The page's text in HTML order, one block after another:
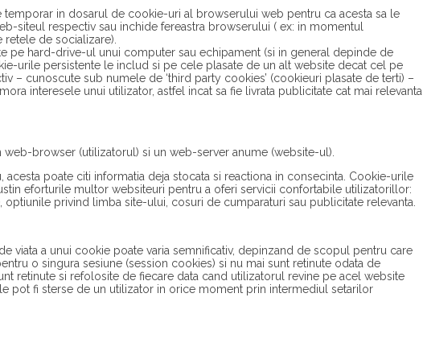
temporar in dosarul de cookie-uri al browserului web pentru ca acesta sa le
siteul respectiv sau inchide fereastra browserului ( ex: in momentul
de socializare).
pe hard-drive-ul unui computer sau echipament (si in general depinde de
urile persistente le includ si pe cele plasate de un alt website decat cel pe
– cunoscute sub numele de ‘third party cookies’ (cookieuri plasate de terti) –
interesele unui utilizator, astfel incat sa fie livrata publicitate cat mai relevanta
browser (utilizatorul) si un web-server anume (website-ul).
poate citi informatia deja stocata si reactiona in consecinta. Cookie-urile
eforturile multor websiteuri pentru a oferi servicii confortabile utilizatorillor:
privind limba site-ului, cosuri de cumparaturi sau publicitate relevanta.
viata a unui cookie poate varia semnificativ, depinzand de scopul pentru care
o singura sesiune (session cookies) si nu mai sunt retinute odata de
retinute si refolosite de fiecare data cand utilizatorul revine pe acel website
pot fi sterse de un utilizator in orice moment prin intermediul setarilor